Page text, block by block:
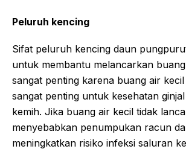
Peluruh kencing
Sifat peluruh kencing daun
untuk membantu melancarkan
sangat penting karena buang air
sangat penting untuk kesehatan
kemih. Jika buang air kecil tidak
menyebabkan penumpukan racun
meningkatkan risiko infeksi saluran